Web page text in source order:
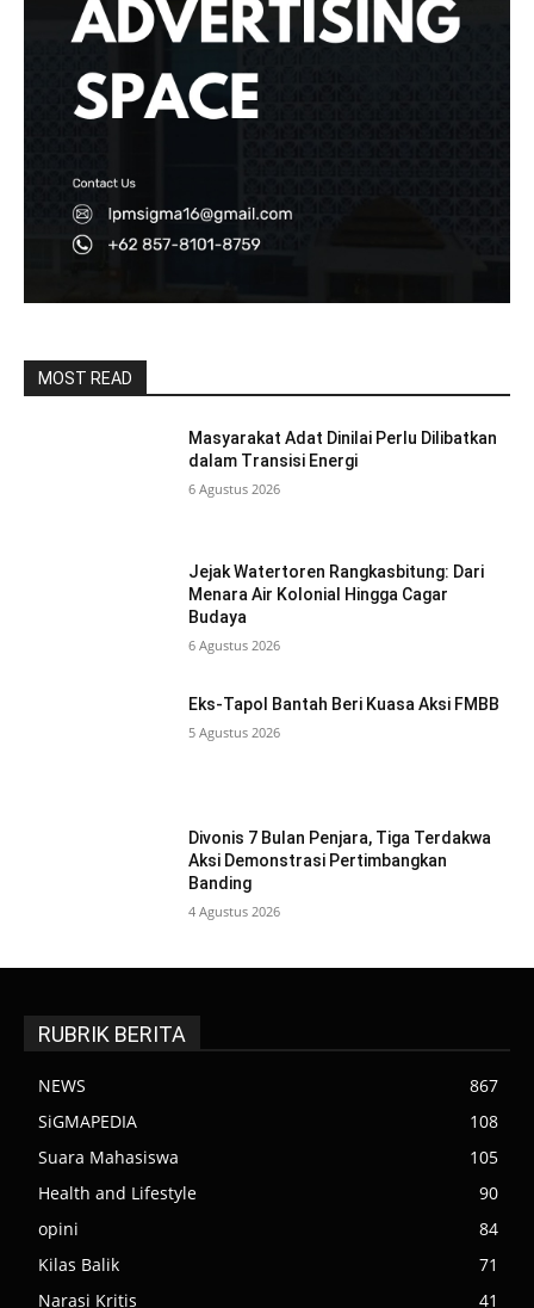
MOST READ
Masyarakat Adat Dinilai Perlu Dilibatkan
dalam Transisi Energi
6 Agustus 2026
Jejak Watertoren Rangkasbitung: Dari
Menara Air Kolonial Hingga Cagar
Budaya
6 Agustus 2026
Eks-Tapol Bantah Beri Kuasa Aksi FMBB
5 Agustus 2026
Divonis 7 Bulan Penjara, Tiga Terdakwa
Aksi Demonstrasi Pertimbangkan
Banding
4 Agustus 2026
RUBRIK BERITA
NEWS
867
SiGMAPEDIA
108
Suara Mahasiswa
105
Health and Lifestyle
90
opini
84
Kilas Balik
71
Narasi Kritis
41